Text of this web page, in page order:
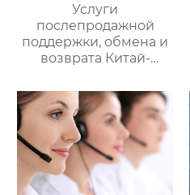
Услуги
послепродажной
поддержки, обмена и
возврата Китай-
по управлению
международными
цепями поставок